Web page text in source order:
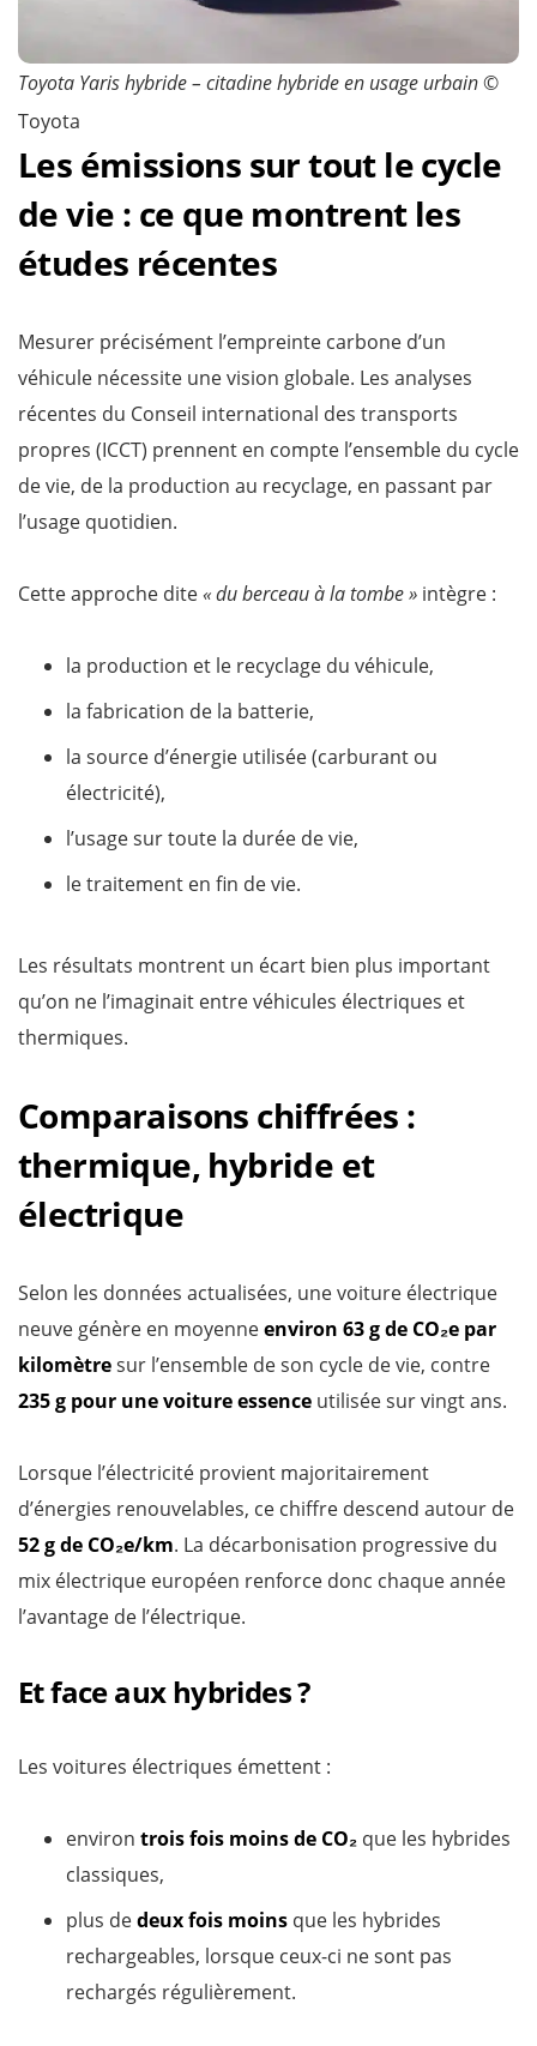
Toyota Yaris hybride – citadine hybride en usage urbain©
Toyota
Les émissions sur tout le cycle
de vie : ce que montrent les
études récentes
Mesurer précisément l’empreinte carbone d’un
véhicule nécessite une vision globale. Les analyses
récentes du Conseil international des transports
propres (ICCT) prennent en compte l’ensemble du cycle
de vie, de la production au recyclage, en passant par
l’usage quotidien.
Cette approche dite« du berceau à la tombe » intègre :
la production et le recyclage du véhicule,
la fabrication de la batterie,
la source d’énergie utilisée (carburant ou
électricité),
l’usage sur toute la durée de vie,
le traitement en fin de vie.
Les résultats montrent un écart bien plus important
qu’on ne l’imaginait entre véhicules électriques et
thermiques.
Comparaisons chiffrées :
thermique, hybride et
électrique
Selon les données actualisées, une voiture électrique
neuve génère en moyenneenviron 63 g de CO₂e par
kilomètresur l’ensemble de son cycle de vie, contre
235 g pour une voiture essence utilisée sur vingt ans.
Lorsque l’électricité provient majoritairement
d’énergies renouvelables, ce chiffre descend autour de
52 g de CO₂e/km. La décarbonisation progressive du
mix électrique européen renforce donc chaque année
l’avantage de l’électrique.
Et face aux hybrides ?
Les voitures électriques émettent :
environ trois fois moins de CO₂ que les hybrides
classiques,
plus dedeux fois moins que les hybrides
rechargeables, lorsque ceux-ci ne sont pas
rechargés régulièrement.